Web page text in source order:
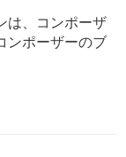
は、コンポーザ
ンポーザーのブ